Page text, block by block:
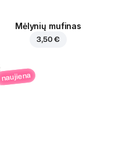
Mėlynių mufinas
3,50 €
naujiena